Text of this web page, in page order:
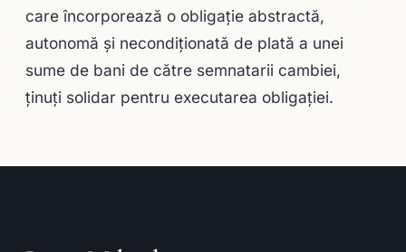
care încorporează o obligaţie abstractă,
autonomă şi necondiţionată de plată a unei
sume de bani de către semnatarii cambiei,
ţinuţi solidar pentru executarea obligaţiei.